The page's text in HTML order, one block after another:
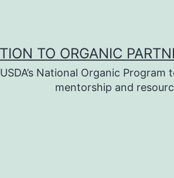
TO ORGANIC
National Organic
mentorship and